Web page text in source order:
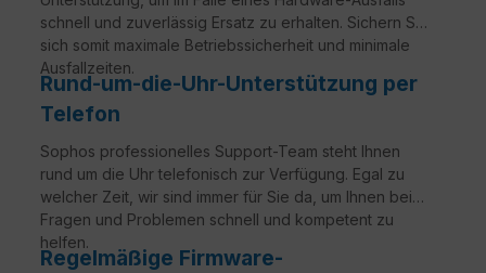
schnell und zuverlässig Ersatz zu erhalten. Sichern Sie
sich somit maximale Betriebssicherheit und minimale
Ausfallzeiten.
Rund-um-die-Uhr-Unterstützung per
Telefon
Sophos professionelles Support-Team steht Ihnen
rund um die Uhr telefonisch zur Verfügung. Egal zu
welcher Zeit, wir sind immer für Sie da, um Ihnen bei
Fragen und Problemen schnell und kompetent zu
helfen.
Regelmäßige Firmware-